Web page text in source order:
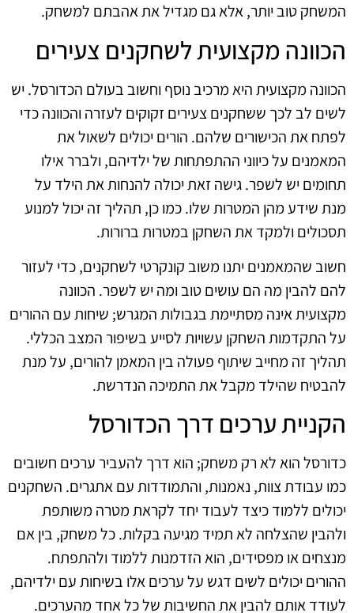
המשחק טוב יותר, אלא גם מגדיל את אהבתם למשחק.
הכוונה מקצועית לשחקנים צעירים
הכוונה מקצועית היא מרכיב נוסף וחשוב בעולם הכדורסל. יש
לשים לב לכך ששחקנים צעירים זקוקים לעזרה והכוונה כדי
לפתח את הכישורים שלהם. הורים יכולים לשאול את
המאמנים על כיווני ההתפתחות של ילדיהם, ולברר אילו
תחומים יש לשפר. גישה זאת יכולה להנחות את הילד על
מנת שידע מהן המטרות שלו. כמו כן, תהליך זה יכול למנוע
תסכולים ולמקד את השחקן במטרות ברורות.
חשוב שהמאמנים יתנו משוב קונקרטי לשחקנים, כדי לעזור
להם להבין מה הם עושים טוב ומה יש לשפר. הכוונה
מקצועית אינה מסתיימת בגבולות המגרש; שיחות עם ההורים
על התקדמות השחקן עשויות לסייע בשיפור המצב הכללי.
תהליך זה מחייב שיתוף פעולה בין המאמן להורים, על מנת
להבטיח שהילד מקבל את התמיכה הנדרשת.
הקניית ערכים דרך הכדורסל
כדורסל הוא לא רק משחק; הוא דרך להעביר ערכים חשובים
כמו עבודת צוות, נאמנות, והתמודדות עם אתגרים. השחקנים
יכולים ללמוד כיצד לעבוד יחד לקראת מטרה משותפת
ולהבין שהצלחה לא תמיד מגיעה בקלות. כל משחק, בין אם
מנצחים או מפסידים, הוא הזדמנות ללמוד ולהתפתח.
ההורים יכולים לשים דגש על ערכים אלו בשיחות עם ילדיהם,
לעודד אותם להבין את החשיבות של כל אחד מהערכים.